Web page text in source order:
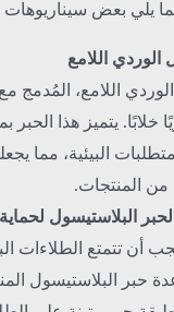
يلي بعض سيناريوهات
اللامع
اللامع، المُدمج
خلابًا. يتميز هذا الحبر
البيئية، مما
من المنتجات.
البلاستيسول لحماية
أن تتمتع الطلاءات
حبر البلاستيسول